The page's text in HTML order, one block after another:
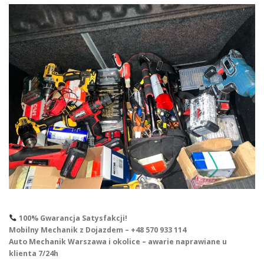
100% Gwarancja Satysfakcji!
Mobilny Mechanik z Dojazdem – +48 570 933 114
Auto Mechanik Warszawa i okolice – awarie naprawiane u
klienta 7/24h